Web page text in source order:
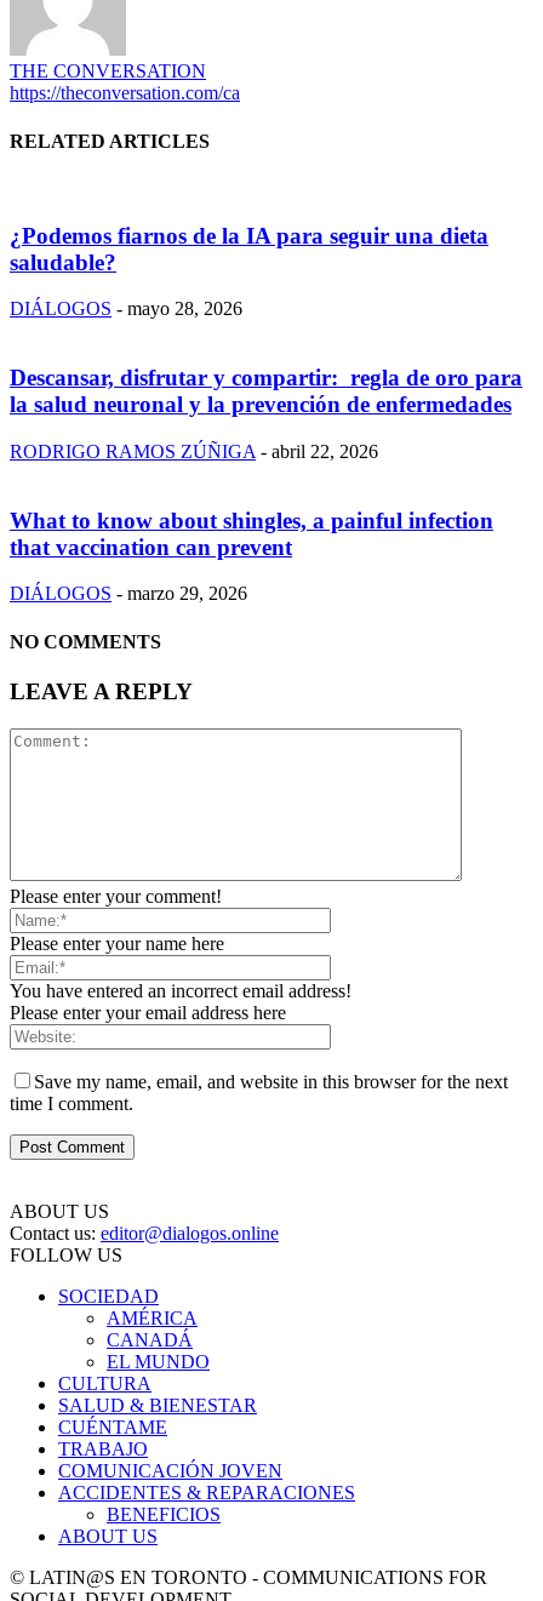
THE CONVERSATION
https://theconversation.com/ca
RELATED ARTICLES
¿Podemos fiarnos de la IA para seguir una dieta
saludable?
DIÁLOGOS - mayo 28, 2026
Descansar, disfrutar y compartir: regla de oro para
la salud neuronal y la prevención de enfermedades
RODRIGO RAMOS ZÚÑIGA - abril 22, 2026
What to know about shingles, a painful infection
that vaccination can prevent
DIÁLOGOS - marzo 29, 2026
NO COMMENTS
LEAVE A REPLY
Please enter your comment!
Please enter your name here
You have entered an incorrect email address!
Please enter your email address here
Save my name, email, and website in this browser for the next
time I comment.
ABOUT US
Contact us: editor@dialogos.online
FOLLOW US
SOCIEDAD
AMÉRICA
CANADÁ
EL MUNDO
CULTURA
SALUD & BIENESTAR
CUÉNTAME
TRABAJO
COMUNICACIÓN JOVEN
ACCIDENTES & REPARACIONES
BENEFICIOS
ABOUT US
© LATIN@S EN TORONTO - COMMUNICATIONS FOR